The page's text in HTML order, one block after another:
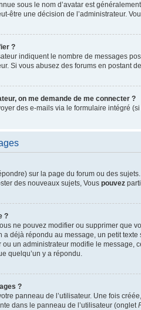
sous le nom d’avatar est
être une décision de l’administrateur.
?
indiquent le nombre de messages
Si vous abusez des forums en
on me demande de me connecter ?
des e-mails via le formulaire intégré
sur la page du forum ou des
des nouveaux sujets, Vous pouvez
?
ne pouvez modifier ou supprimer
déjà répondu au message, un petit
un administrateur modifie le
quelqu’un y a répondu.
?
panneau de l’utilisateur. Une fois
dans le panneau de l’utilisateur (onglet